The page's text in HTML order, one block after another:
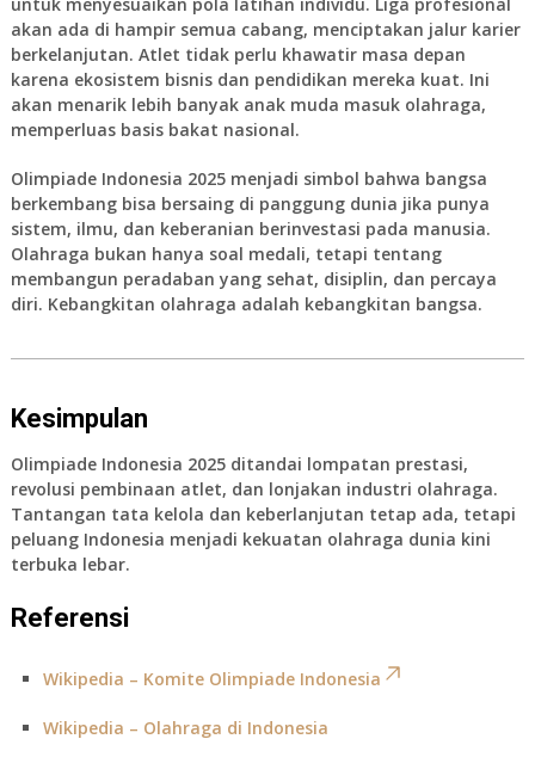
akan ada di hampir semua cabang, menciptakan jalur karier
berkelanjutan. Atlet tidak perlu khawatir masa depan
karena ekosistem bisnis dan pendidikan mereka kuat. Ini
akan menarik lebih banyak anak muda masuk olahraga,
memperluas basis bakat nasional.
Olimpiade Indonesia 2025 menjadi simbol bahwa bangsa
berkembang bisa bersaing di panggung dunia jika punya
sistem, ilmu, dan keberanian berinvestasi pada manusia.
Olahraga bukan hanya soal medali, tetapi tentang
membangun peradaban yang sehat, disiplin, dan percaya
diri. Kebangkitan olahraga adalah kebangkitan bangsa.
Kesimpulan
Olimpiade Indonesia 2025 ditandai lompatan prestasi,
revolusi pembinaan atlet, dan lonjakan industri olahraga.
Tantangan tata kelola dan keberlanjutan tetap ada, tetapi
peluang Indonesia menjadi kekuatan olahraga dunia kini
terbuka lebar.
Referensi
Wikipedia – Komite Olimpiade Indonesia
Wikipedia – Olahraga di Indonesia